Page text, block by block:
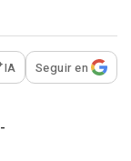
para
IA Seguir en